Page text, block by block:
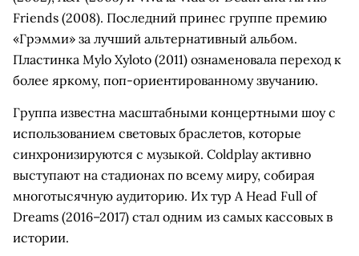
Friends (2008). Последний принес группе премию
«Грэмми» за лучший альтернативный альбом.
Пластинка Mylo Xyloto (2011) ознаменовала переход к
более яркому, поп-ориентированному звучанию.
Группа известна масштабными концертными шоу с
использованием световых браслетов, которые
синхронизируются с музыкой. Coldplay активно
выступают на стадионах по всему миру, собирая
многотысячную аудиторию. Их тур A Head Full of
Dreams (2016–2017) стал одним из самых кассовых в
истории.